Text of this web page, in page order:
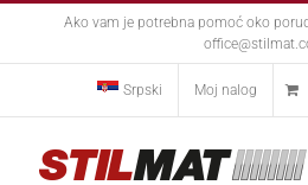
Ako vam je potrebna pomoć oko
Srpski Moj nalog